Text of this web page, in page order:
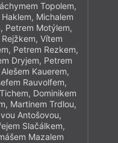
Topolem,
Michalem
Petrem Motýlem,
Vítem
Petrem Rezkem,
Dryjem, Petrem
Kauerem,
Rauvolfem,
Dominikem
Martinem Trdlou,
Antošovou,
Slačálkem,
Mazalem